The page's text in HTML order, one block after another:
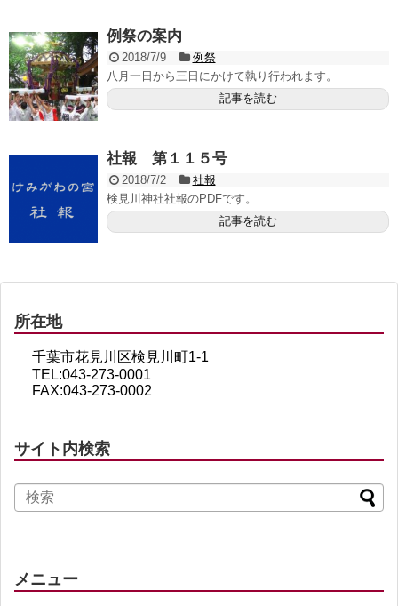
例祭の案内
2018/7/9
例祭
八月一日から三日にかけて執り行われます。
記事を読む
社報 第１１５号
2018/7/2
社報
検見川神社社報のPDFです。
記事を読む
所在地
千葉市花見川区検見川町1-1
TEL:043-273-0001
FAX:043-273-0002
サイト内検索
メニュー